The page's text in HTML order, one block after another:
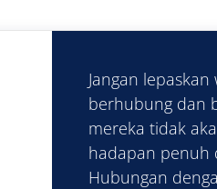
Jangan
berhubung dan
mereka tidak
hadapan penuh
Hubungan